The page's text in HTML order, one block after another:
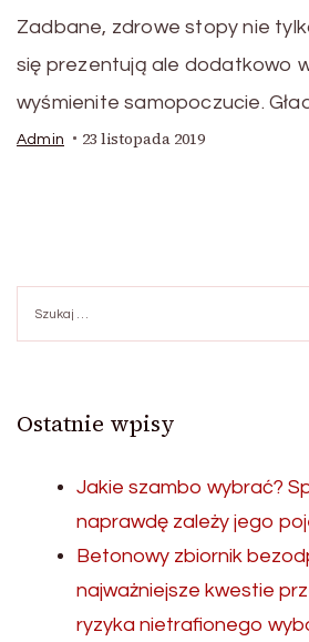
Zadbane, zdrowe stopy nie
się prezentują ale dodatkowo
wyśmienite samopoczucie.
Admin 23 listopada 2019
Ostatnie wpisy
Jakie szambo wybrać?
naprawdę zależy jego
Betonowy zbiornik
najważniejsze kwestie
ryzyka nietrafionego